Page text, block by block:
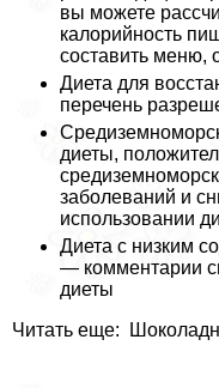
вы можете
калорийность
составить меню,
Диета для
перечень
диеты,
заболеваний и
использовании
Диета с низким
— комментарии
диеты
Читать еще: